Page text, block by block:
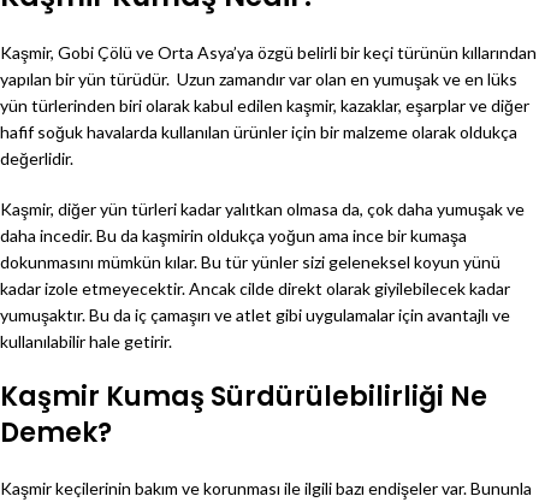
Kaşmir, Gobi Çölü ve Orta Asya’ya özgü belirli bir keçi türünün kıllarından
yapılan bir yün türüdür. Uzun zamandır var olan en yumuşak ve en lüks
yün türlerinden biri olarak kabul edilen kaşmir, kazaklar, eşarplar ve diğer
hafif soğuk havalarda kullanılan ürünler için bir malzeme olarak oldukça
değerlidir.
Kaşmir, diğer yün türleri kadar yalıtkan olmasa da, çok daha yumuşak ve
daha incedir. Bu da kaşmirin oldukça yoğun ama ince bir kumaşa
dokunmasını mümkün kılar. Bu tür yünler sizi geleneksel koyun yünü
kadar izole etmeyecektir. Ancak cilde direkt olarak giyilebilecek kadar
yumuşaktır. Bu da iç çamaşırı ve atlet gibi uygulamalar için avantajlı ve
kullanılabilir hale getirir.
Kaşmir Kumaş Sürdürülebilirliği Ne
Demek?
Kaşmir keçilerinin bakım ve korunması ile ilgili bazı endişeler var. Bununla